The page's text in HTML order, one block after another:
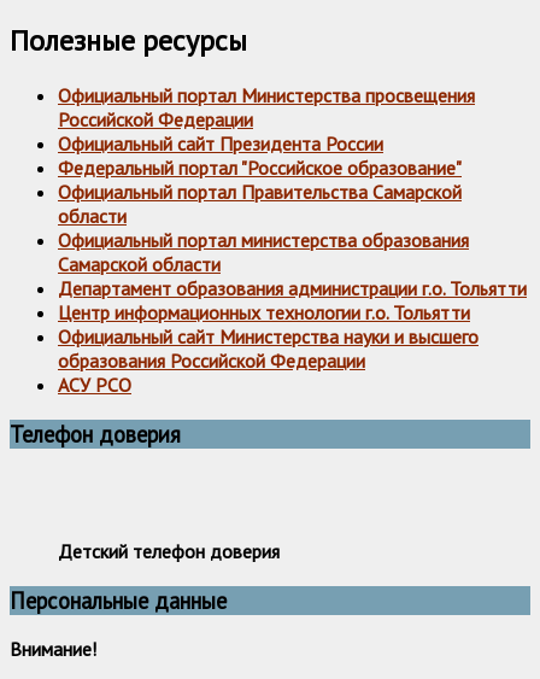
Полезные ресурсы
Официальный портал Министерства просвещения
Российской Федерации
Официальный сайт Президента России
Федеральный портал "Российское образование"
Официальный портал Правительства Самарской
области
Официальный портал министерства образования
Самарской области
Департамент образования администрации г.о. Тольятти
Центр информационных технологии г.о. Тольятти
Официальный сайт Министерства науки и высшего
образования Российской Федерации
АСУ РСО
Телефон доверия
Детский телефон доверия
Персональные данные
Внимание!